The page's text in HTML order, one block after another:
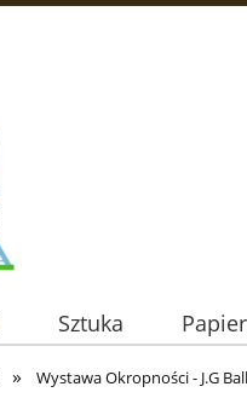
Sztuka
» Wystawa Okropności - J.G